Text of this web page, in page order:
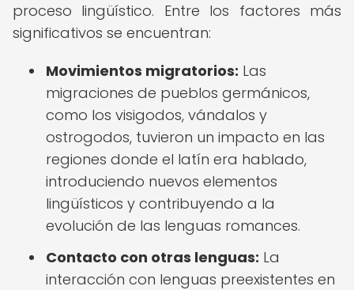
proceso lingüístico. Entre los factores más
significativos se encuentran:
Movimientos migratorios: Las
migraciones de pueblos germánicos,
como los visigodos, vándalos y
ostrogodos, tuvieron un impacto en las
regiones donde el latín era hablado,
introduciendo nuevos elementos
lingüísticos y contribuyendo a la
evolución de las lenguas romances.
Contacto con otras lenguas: La
interacción con lenguas preexistentes en